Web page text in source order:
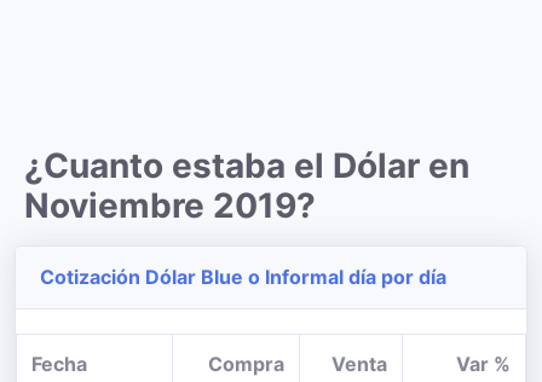
¿Cuanto estaba el Dólar en
Noviembre 2019?
Cotización Dólar Blue o Informal día por día
Fecha Compra Venta Var %